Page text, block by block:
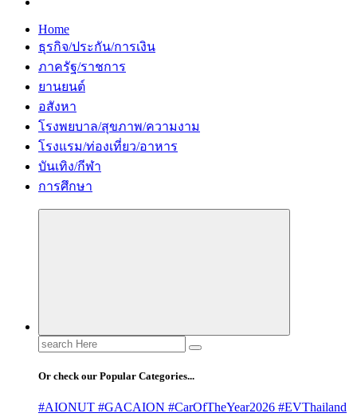
Home
ธุรกิจ/ประกัน/การเงิน
ภาครัฐ/ราชการ
ยานยนต์
อสังหา
โรงพยบาล/สุขภาพ/ความงาม
โรงแรม/ท่องเที่ยว/อาหาร
บันเทิง/กีฬา
การศึกษา
Search
for:
Or check our Popular Categories...
#AIONUT #GACAION #CarOfTheYear2026 #EVThailand